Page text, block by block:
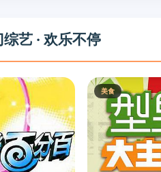
艺 · 欢乐不停
美食